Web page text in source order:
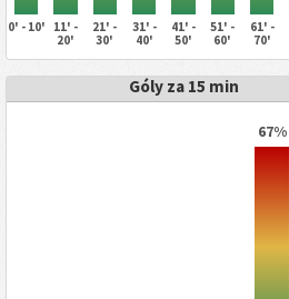
0' - 10'
11' -
20'
21' -
30'
31' -
40'
41' -
50'
51' -
60'
61' -
70'
Góly za 15 min
67%